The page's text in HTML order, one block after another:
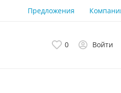
Предложения
0 Войти